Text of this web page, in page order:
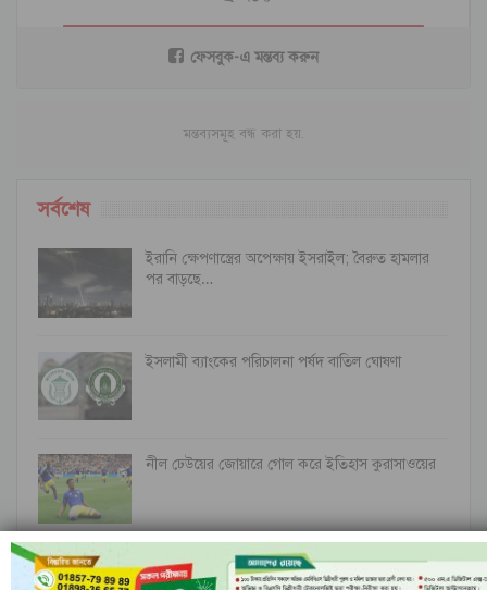
ফেসবুক-এ মন্তব্য করুন
মন্তব্যসমূহ বন্ধ করা হয়.
সর্বশেষ
ইরানি ক্ষেপণাস্ত্রের অপেক্ষায় ইসরাইল; বৈরুত হামলার
পর বাড়ছে…
ইসলামী ব্যাংকের পরিচালনা পর্ষদ বাতিল ঘোষণা
নীল ঢেউয়ের জোয়ারে গোল করে ইতিহাস কুরাসাওয়ের
রাঙামাটির বরকলে নৌকাডুবি, নিখোঁজ ১